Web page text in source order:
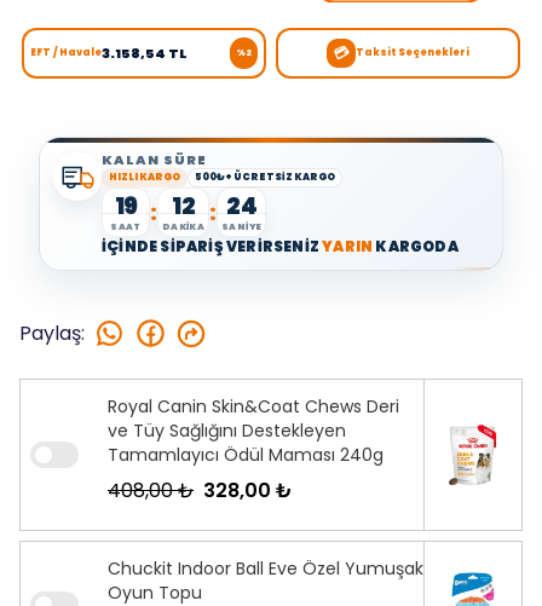
EFT / Havale3.158,54 TL %2 💳 Taksit Seçenekleri
KALAN SÜRE
HIZLI KARGO 500₺+ ÜCRETSİZ KARGO
19
SAAT : 12
DAKİKA : 24
SANİYE
İÇİNDE SİPARİŞ VERİRSENİZYARIN KARGODA
Paylaş:
Royal Canin Skin&Coat Chews Deri
ve Tüy Sağlığını Destekleyen
Tamamlayıcı Ödül Maması 240g
408,00 ₺ 328,00 ₺
Chuckit Indoor Ball Eve Özel Yumuşak
Oyun Topu